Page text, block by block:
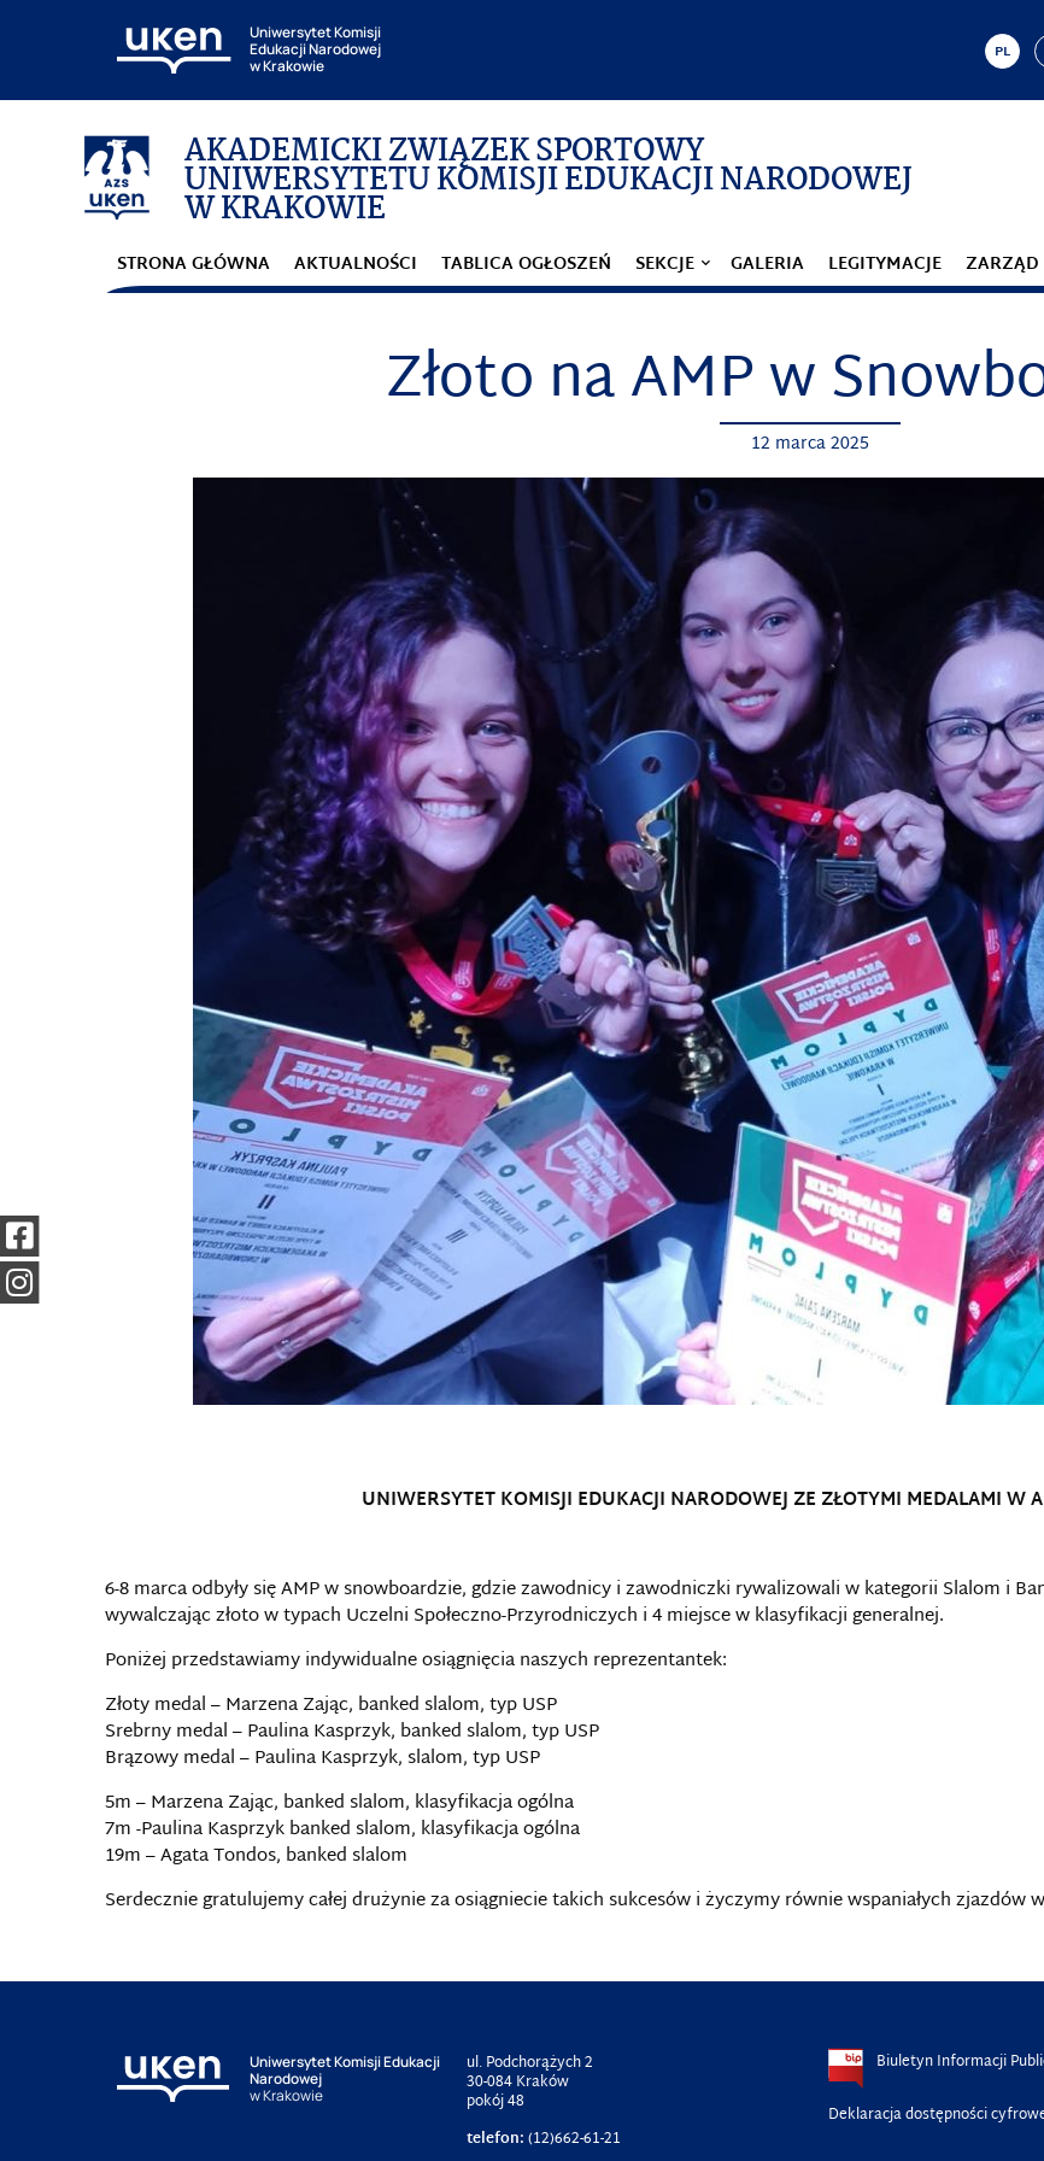
Uniwersytet Komisji
Edukacji Narodowej
w Krakowie
PL
AKADEMICKI ZWIĄZEK SPORTOWY
UNIWERSYTETU KOMISJI EDUKACJI NARODOWEJ
W KRAKOWIE
STRONA GŁÓWNA AKTUALNOŚCI TABLICA OGŁOSZEŃ SEKCJE GALERIA LEGITYMACJE ZARZĄD
Złoto na AMP w
12 marca 2025
UNIWERSYTET KOMISJI EDUKACJI NARODOWEJ ZE ZŁOTYMI MEDALAMI W
6-8 marca odbyły się AMP w snowboardzie, gdzie zawodnicy i zawodniczki rywalizowali w kategorii Slalom i
wywalczając złoto w typach Uczelni Społeczno-Przyrodniczych i 4 miejsce w klasyfikacji generalnej.
Poniżej przedstawiamy indywidualne osiągnięcia naszych reprezentantek:
Złoty medal – Marzena Zając, banked slalom, typ USP
Srebrny medal – Paulina Kasprzyk, banked slalom, typ USP
Brązowy medal – Paulina Kasprzyk, slalom, typ USP
5m – Marzena Zając, banked slalom, klasyfikacja ogólna
7m -Paulina Kasprzyk banked slalom, klasyfikacja ogólna
19m – Agata Tondos, banked slalom
Serdecznie gratulujemy całej drużynie za osiągniecie takich sukcesów i życzymy równie wspaniałych zjazdów
Uniwersytet Komisji Edukacji
Narodowej
w Krakowie
ul. Podchorążych 2
30-084 Kraków
pokój 48
telefon:(12)662-61-21
Biuletyn Informacji
Deklaracja dostępności